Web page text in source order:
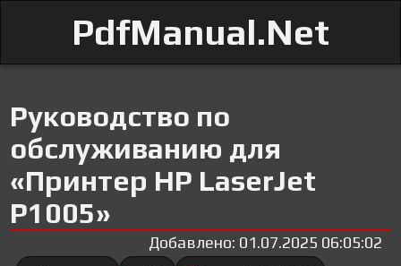
PdfManual.Net
Руководство по
обслуживанию для
«Принтер HP LaserJet
P1005»
Добавлено: 01.07.2025 06:05:02